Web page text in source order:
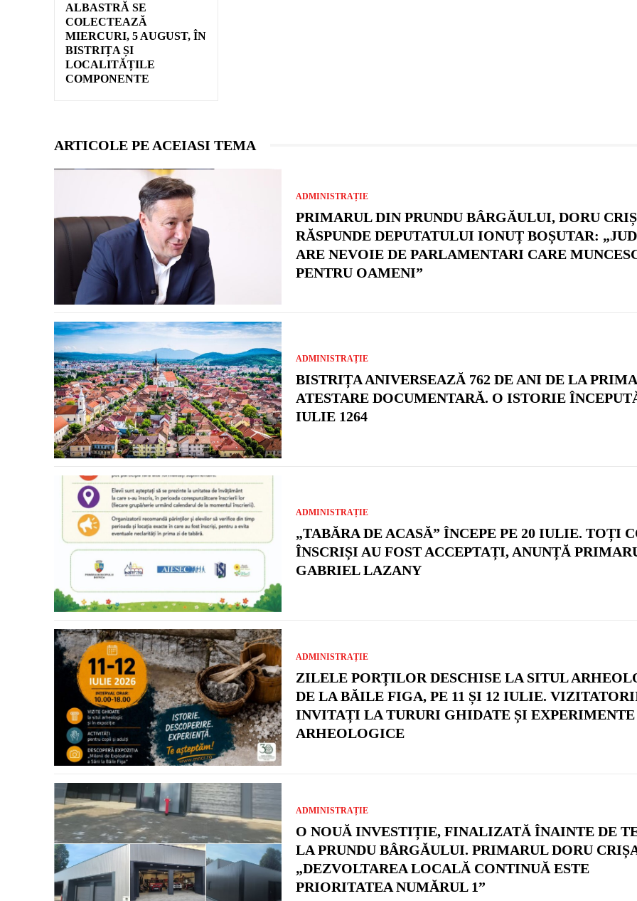
ALBASTRĂ SE
COLECTEAZĂ
MIERCURI, 5 AUGUST, ÎN
BISTRIȚA ȘI
LOCALITĂȚILE
COMPONENTE
ARTICOLE PE ACEIASI TEMA
ADMINISTRAȚIE
PRIMARUL DIN PRUNDU BÂRGĂULUI, DORU
RĂSPUNDE DEPUTATULUI IONUȚ BOȘUTAR:
ARE NEVOIE DE PARLAMENTARI CARE
PENTRU OAMENI”
ADMINISTRAȚIE
BISTRIȚA ANIVERSEAZĂ 762 DE ANI DE LA PRIMA
ATESTARE DOCUMENTARĂ. O ISTORIE
IULIE 1264
ADMINISTRAȚIE
„TABĂRA DE ACASĂ” ÎNCEPE PE 20 IULIE. TOȚI
ÎNSCRIȘI AU FOST ACCEPTAȚI, ANUNȚĂ
GABRIEL LAZANY
ADMINISTRAȚIE
ZILELE PORȚILOR DESCHISE LA SITUL
DE LA BĂILE FIGA, PE 11 ȘI 12 IULIE.
INVITAȚI LA TURURI GHIDATE ȘI EXPERIMENTE
ARHEOLOGICE
ADMINISTRAȚIE
O NOUĂ INVESTIȚIE, FINALIZATĂ ÎNAINTE DE
LA PRUNDU BÂRGĂULUI. PRIMARUL DORU
„DEZVOLTAREA LOCALĂ CONTINUĂ ESTE
PRIORITATEA NUMĂRUL 1”